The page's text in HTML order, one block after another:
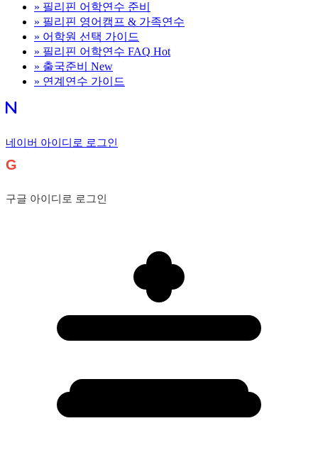
» 필리핀 어학연수 준비
» 필리핀 영어캠프 & 가족연수
» 어학원 선택 가이드
» 필리핀 어학연수 FAQ Hot
» 출국준비
New
» 연계연수 가이드
네이버 아이디로 로그인
G
구글 아이디로 로그인